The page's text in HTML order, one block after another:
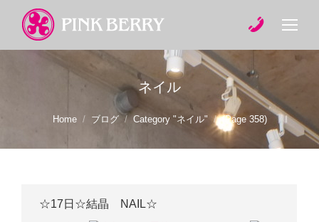
ネイル
You are here:
Home ブログ Category "ネイル" (Page 358)
☆17日☆結晶 NAIL☆